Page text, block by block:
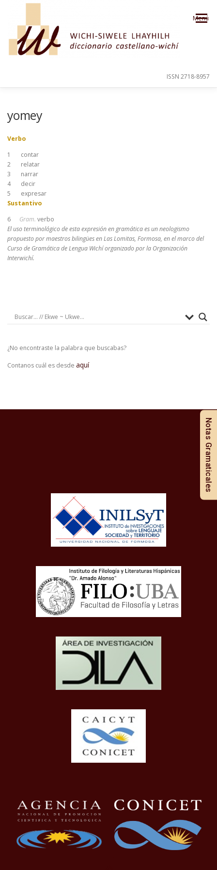
Saltar al contenido
Menú
ORDEN ALFABÉTICO
ISSN 2718-8957
yomey
Verbo
1
contar
2
relatar
3
narrar
4
decir
5
expresar
Sustantivo
6 Gram. verbo
El uso terminológico de esta expresión en gramática es un neologismo
propuesto por maestros bilingües en Las Lomitas, Formosa, en el marco del
Curso de Gramática de Lengua Wichí organizado por la Organización
Interwichí.
¿No encontraste la palabra que buscabas?
Contanos cuál es desde aquí
Notas Gramaticales